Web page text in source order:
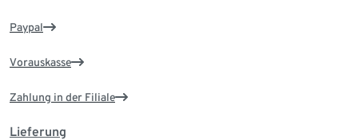
Paypal
Vorauskasse
Zahlung in der Filiale
Lieferung